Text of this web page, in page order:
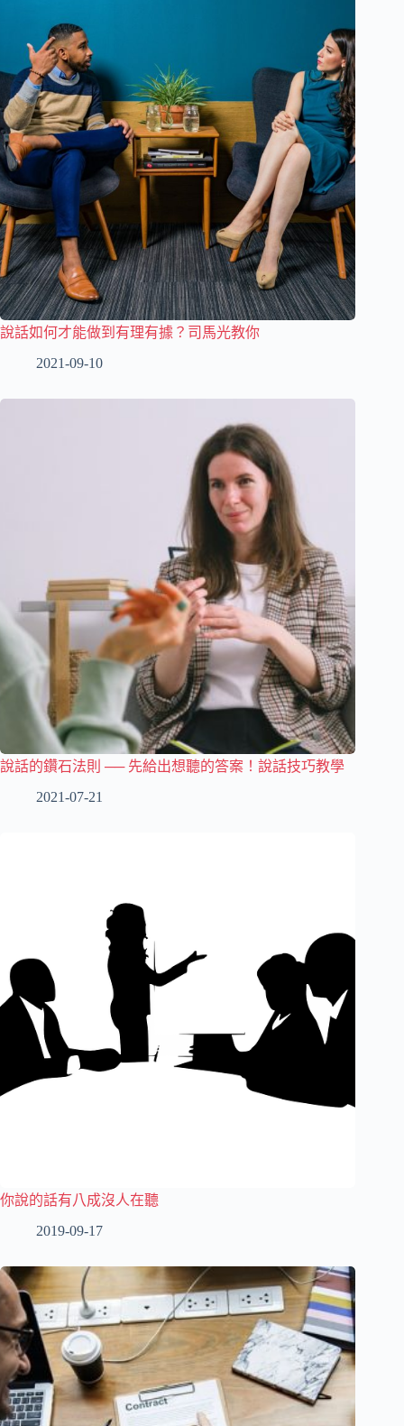
說話如何才能做到有理有據？司馬光教你
2021-09-10
說話的鑽石法則 ── 先給出想聽的答案！說話技巧教學
2021-07-21
你說的話有八成沒人在聽
2019-09-17